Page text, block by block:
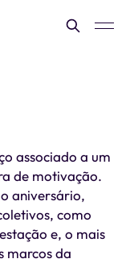
associado a um
de motivação.
aniversário,
como
e, o mais
marcos da